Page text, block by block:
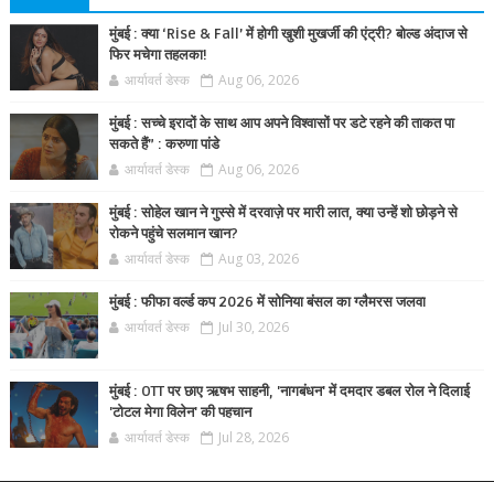
मुंबई : क्या ‘Rise & Fall’ में होगी खुशी मुखर्जी की एंट्री? बोल्ड अंदाज से
फिर मचेगा तहलका!
आर्यावर्त डेस्क Aug 06, 2026
मुंबई : सच्चे इरादों के साथ आप अपने विश्वासों पर डटे रहने की ताकत पा
सकते हैं” : करुणा पांडे
आर्यावर्त डेस्क Aug 06, 2026
मुंबई : सोहेल खान ने गुस्से में दरवाज़े पर मारी लात, क्या उन्हें शो छोड़ने से
रोकने पहुंचे सलमान खान?
आर्यावर्त डेस्क Aug 03, 2026
मुंबई : फीफा वर्ल्ड कप 2026 में सोनिया बंसल का ग्लैमरस जलवा
आर्यावर्त डेस्क Jul 30, 2026
मुंबई : OTT पर छाए ऋषभ साहनी, 'नागबंधन' में दमदार डबल रोल ने दिलाई
'टोटल मेगा विलेन' की पहचान
आर्यावर्त डेस्क Jul 28, 2026